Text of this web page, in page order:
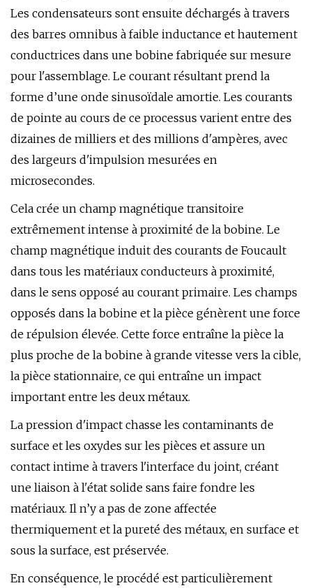
Les condensateurs sont ensuite déchargés à travers
des barres omnibus à faible inductance et hautement
conductrices dans une bobine fabriquée sur mesure
pour l'assemblage. Le courant résultant prend la
forme d’une onde sinusoïdale amortie. Les courants
de pointe au cours de ce processus varient entre des
dizaines de milliers et des millions d'ampères, avec
des largeurs d'impulsion mesurées en
microsecondes.
Cela crée un champ magnétique transitoire
extrêmement intense à proximité de la bobine. Le
champ magnétique induit des courants de Foucault
dans tous les matériaux conducteurs à proximité,
dans le sens opposé au courant primaire. Les champs
opposés dans la bobine et la pièce génèrent une force
de répulsion élevée. Cette force entraîne la pièce la
plus proche de la bobine à grande vitesse vers la cible,
la pièce stationnaire, ce qui entraîne un impact
important entre les deux métaux.
La pression d'impact chasse les contaminants de
surface et les oxydes sur les pièces et assure un
contact intime à travers l'interface du joint, créant
une liaison à l'état solide sans faire fondre les
matériaux. Il n’y a pas de zone affectée
thermiquement et la pureté des métaux, en surface et
sous la surface, est préservée.
En conséquence, le procédé est particulièrement